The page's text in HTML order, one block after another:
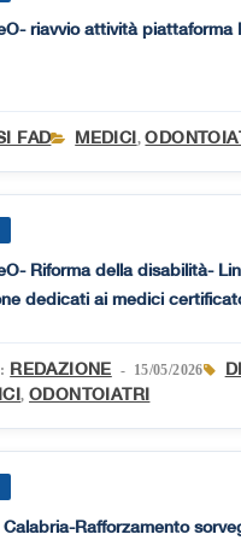
riavvio attività
FAD MEDICI ,
Riforma della disabilità-
dedicati ai medici
REDAZIONE - 15/05/2026
,ODONTOIATRI
Calabria-Rafforzamento